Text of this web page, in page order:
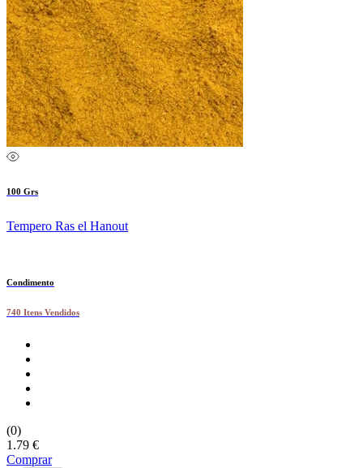
100 Grs
Tempero Ras el Hanout
Condimento
740 Itens Vendidos
(0)
1.79 €
Comprar